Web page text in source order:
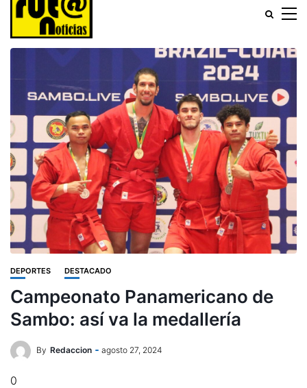
DEPORTES DESTACADO
Campeonato Panamericano de
Sambo: así va la medallería
By Redaccion agosto 27, 2024
0